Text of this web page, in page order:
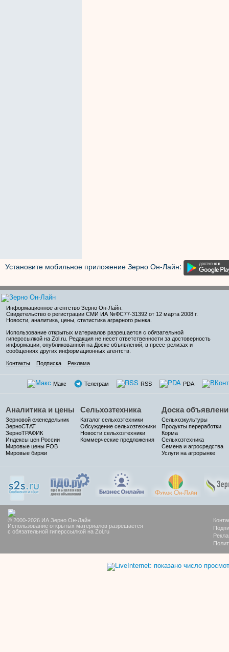
Установите мобильное приложение Зерно Он-Лайн:
Информационное агентство Зерно Он-Лайн
Свидетельство о регистрации СМИ ИА №ФС77-31392 от 12 марта 2008 г.
Новости, аналитика, цены, статистика аграрного рынка.
Использование открытых материалов разрешается с обязательной
гиперссылкой на Zol.ru. Редакция не несет ответственности за достоверность
информации, опубликованной на Доске объявлений, в пресс-релизах и
сообщениях других информационных агентств.
Контакты
Подписка Реклама
Макс Телеграм RSS PDA
Аналитика и цены
Зерновой еженедельник
ЗерноСТАТ
ЗерноТРАФИК
Индексы цен России
Мировые цены FOB
Мировые биржи
Сельхозтехника
Каталог сельхозтехники
Обсуждение сельхозтехники
Новости сельхозтехники
Коммерческие предложения
Доска
Сельхозкультуры
Продукты переработки
Корма
Сельхозтехника
Семена и агросредства
Услуги на агрорынке
© 2000-2026 ИА Зерно Он-Лайн
Использование открытых материалов разрешается
с обязательной гиперссылкой на Zol.ru